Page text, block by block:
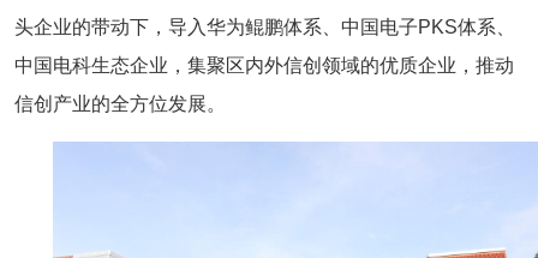
头企业的带动下，导入华为鲲鹏体系、中国电子PKS体系、
中国电科生态企业，集聚区内外信创领域的优质企业，推动
信创产业的全方位发展。